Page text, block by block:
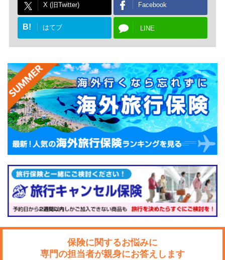
X (旧Twitter) Facebook
B! はてブ LINE
保険に関するお悩みに
専門の担当者が親身にお答えします